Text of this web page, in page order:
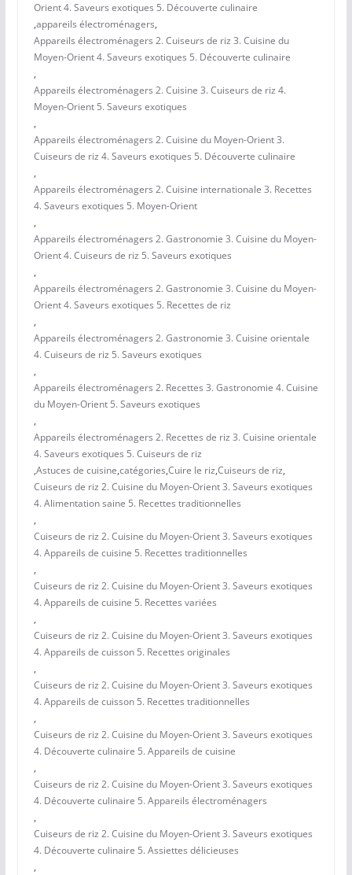
Orient 4. Saveurs exotiques 5. Découverte culinaire
,appareils électroménagers,
Appareils électroménagers 2. Cuiseurs de riz 3. Cuisine du
Moyen-Orient 4. Saveurs exotiques 5. Découverte culinaire
,
Appareils électroménagers 2. Cuisine 3. Cuiseurs de riz 4.
Moyen-Orient 5. Saveurs exotiques
,
Appareils électroménagers 2. Cuisine du Moyen-Orient 3.
Cuiseurs de riz 4. Saveurs exotiques 5. Découverte culinaire
,
Appareils électroménagers 2. Cuisine internationale 3. Recettes
4. Saveurs exotiques 5. Moyen-Orient
,
Appareils électroménagers 2. Gastronomie 3. Cuisine du Moyen-
Orient 4. Cuiseurs de riz 5. Saveurs exotiques
,
Appareils électroménagers 2. Gastronomie 3. Cuisine du Moyen-
Orient 4. Saveurs exotiques 5. Recettes de riz
,
Appareils électroménagers 2. Gastronomie 3. Cuisine orientale
4. Cuiseurs de riz 5. Saveurs exotiques
,
Appareils électroménagers 2. Recettes 3. Gastronomie 4. Cuisine
du Moyen-Orient 5. Saveurs exotiques
,
Appareils électroménagers 2. Recettes de riz 3. Cuisine orientale
4. Saveurs exotiques 5. Cuiseurs de riz
,Astuces de cuisine,catégories,Cuire le riz,Cuiseurs de riz,
Cuiseurs de riz 2. Cuisine du Moyen-Orient 3. Saveurs exotiques
4. Alimentation saine 5. Recettes traditionnelles
,
Cuiseurs de riz 2. Cuisine du Moyen-Orient 3. Saveurs exotiques
4. Appareils de cuisine 5. Recettes traditionnelles
,
Cuiseurs de riz 2. Cuisine du Moyen-Orient 3. Saveurs exotiques
4. Appareils de cuisine 5. Recettes variées
,
Cuiseurs de riz 2. Cuisine du Moyen-Orient 3. Saveurs exotiques
4. Appareils de cuisson 5. Recettes originales
,
Cuiseurs de riz 2. Cuisine du Moyen-Orient 3. Saveurs exotiques
4. Appareils de cuisson 5. Recettes traditionnelles
,
Cuiseurs de riz 2. Cuisine du Moyen-Orient 3. Saveurs exotiques
4. Découverte culinaire 5. Appareils de cuisine
,
Cuiseurs de riz 2. Cuisine du Moyen-Orient 3. Saveurs exotiques
4. Découverte culinaire 5. Appareils électroménagers
,
Cuiseurs de riz 2. Cuisine du Moyen-Orient 3. Saveurs exotiques
4. Découverte culinaire 5. Assiettes délicieuses
,